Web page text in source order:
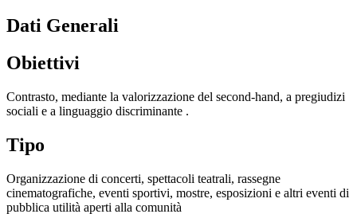
Dati Generali
Obiettivi
Contrasto, mediante la valorizzazione del second-hand, a pregiudizi
sociali e a linguaggio discriminante .
Tipo
Organizzazione di concerti, spettacoli teatrali, rassegne
cinematografiche, eventi sportivi, mostre, esposizioni e altri eventi di
pubblica utilità aperti alla comunità